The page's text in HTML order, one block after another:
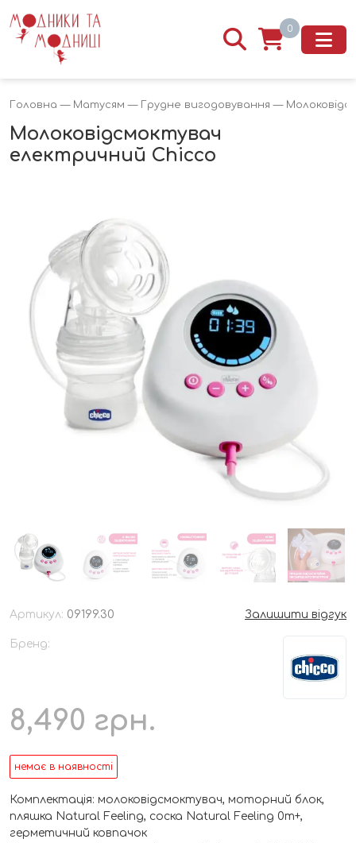
0
Головна — Матусям — Грудне вигодовування —
Молоковідсмоктувач
електричний Chicco
Артикул: 09199.30 Залишити відгук
Бренд:
8,490 грн.
немає в наявності
Комплектація: молоковідсмоктувач, моторний блок,
пляшка Natural Feeling, соска Natural Feeling 0m+,
герметичний ковпачок